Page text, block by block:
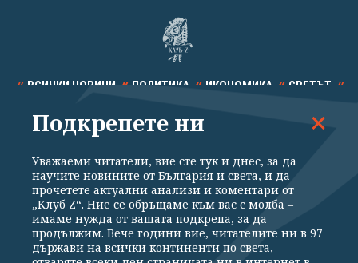
ВСИЧКИ НОВИНИ ПОЛИТИКА ИКОНОМИКА СВЕТЪТ
СПОРТ КУЛТУРА ТЕХНОЛОГИИ КАЛЕЙДОСКОП
Общи условия
Политика за поверителност
Подкрепете ни
Уважаеми читатели, вие сте тук и днес, за да
научите новините от България и света, и да
прочетете актуални анализи и коментари от
„Клуб Z“. Ние се обръщаме към вас с молба –
имаме нужда от вашата подкрепа, за да
продължим. Вече години вие, читателите ни в 97
държави на всички континенти по света,